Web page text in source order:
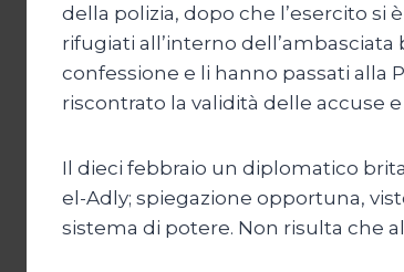
della polizia, dopo che l’esercito
rifugiati all’interno
confessione e li hanno passati alla
riscontrato la validità delle accuse
Il dieci febbraio un diplomatico
el-Adly; spiegazione opportuna,
sistema di potere. Non risulta che